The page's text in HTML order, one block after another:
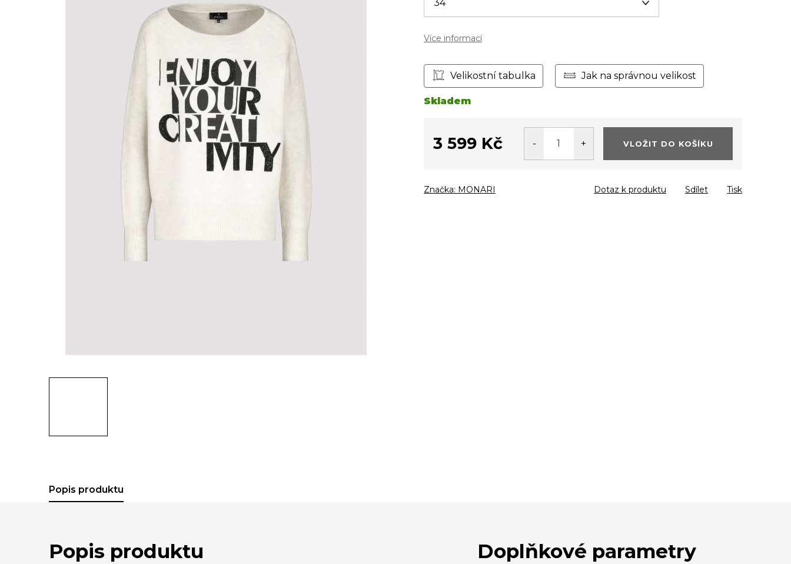
Více informací
Velikostní tabulka Jak na správnou velikost
Skladem
3 599 Kč VLOŽIT DO KOŠÍKU
Značka: MONARI Tisk
Dotaz k produktu Sdílet
Popis produktu
Popis produktu Doplňkové parametry